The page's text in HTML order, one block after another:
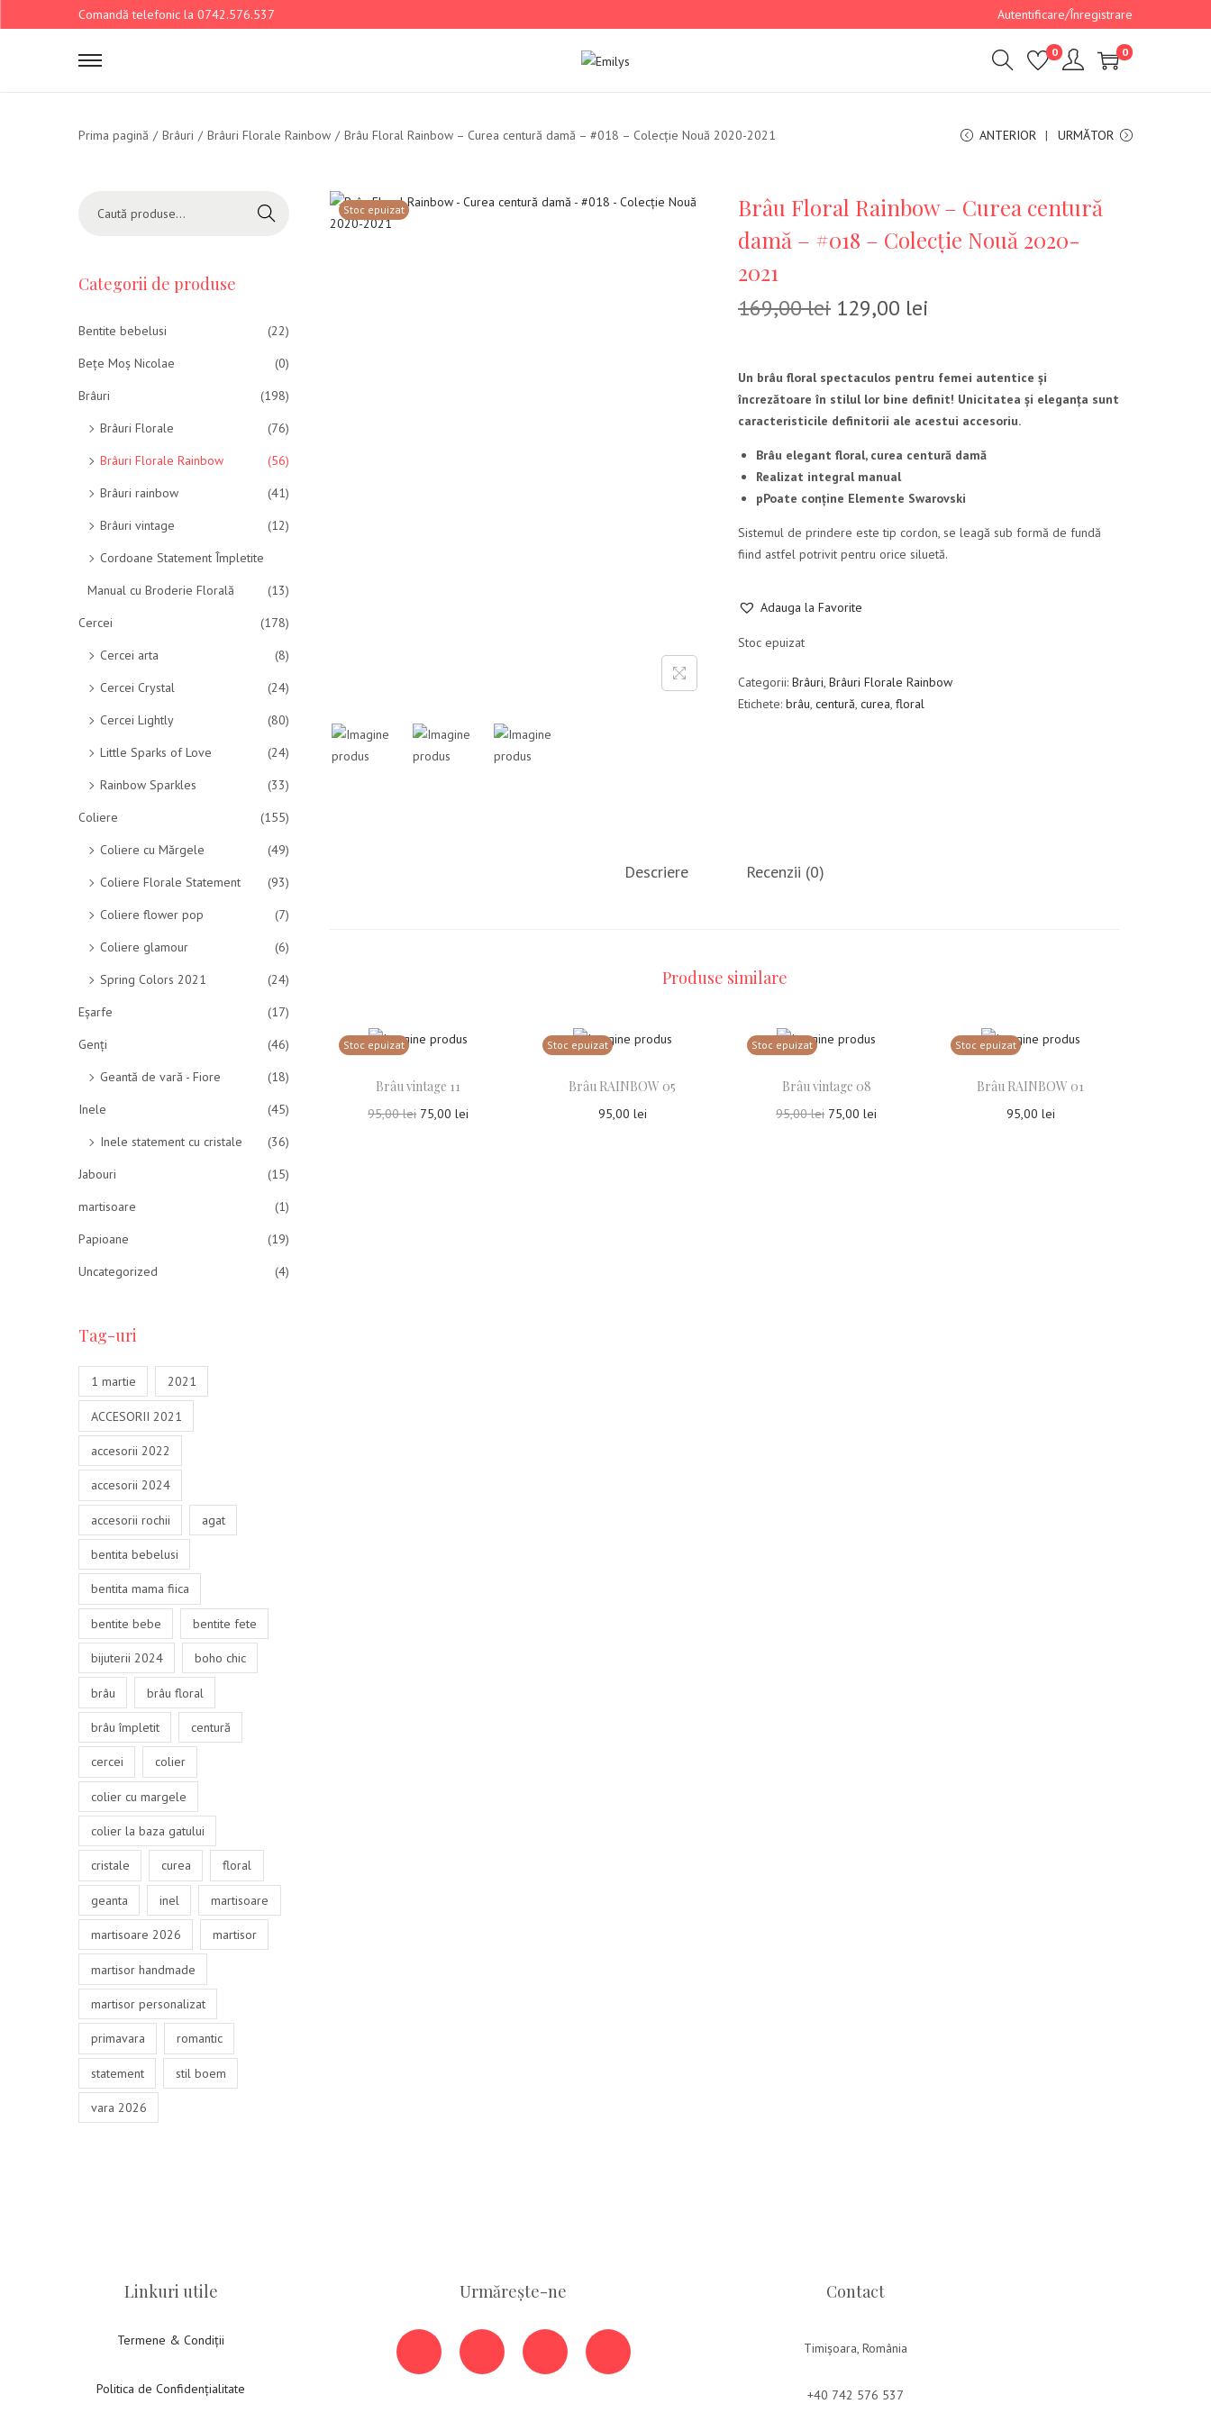
Comandă telefonic la 0742.576.537 Autentificare/Înregistrare
0 0
Prima pagină / Brâuri / Brâuri Florale Rainbow / Brâu Floral Rainbow – Curea centură damă – #018 – Colecție Nouă 2020-2021 ANTERIOR URMĂTOR
Stoc epuizat
Brâu Floral Rainbow – Curea centură
damă – #018 – Colecție Nouă 2020-
2021
169,00lei 129,00 lei
Un brâu floral spectaculos pentru femei autentice și
încrezătoare în stilul lor bine definit! Unicitatea și eleganța sunt
caracteristicile definitorii ale acestui accesoriu.
Brâu elegant floral, curea centură damă
Realizat integral manual
pPoate conține Elemente Swarovski
Sistemul de prindere este tip cordon, se leagă sub formă de fundă
fiind astfel potrivit pentru orice siluetă.
Adauga la Favorite
Stoc epuizat
Categorii: Brâuri, Brâuri Florale Rainbow
Etichete: brâu, centură, curea, floral
Descriere Recenzii (0)
Produse similare
Stoc epuizat
Brâu vintage 11
95,00lei 75,00lei
Stoc epuizat
Brâu RAINBOW 05
95,00 lei
Stoc epuizat
Brâu vintage 08
95,00lei 75,00lei
Stoc epuizat
Brâu RAINBOW 01
95,00 lei
Caută
Categorii de produse
Bentite bebelusi
(22)
Bețe Moș Nicolae
(0)
Brâuri
(198)
Brâuri Florale
(76)
Brâuri Florale Rainbow
(56)
Brâuri rainbow
(41)
Brâuri vintage
(12)
Cordoane Statement Împletite
Manual cu Broderie Florală
(13)
Cercei
(178)
Cercei arta
(8)
Cercei Crystal
(24)
Cercei Lightly
(80)
Little Sparks of Love
(24)
Rainbow Sparkles
(33)
Coliere
(155)
Coliere cu Mărgele
(49)
Coliere Florale Statement
(93)
Coliere flower pop
(7)
Coliere glamour
(6)
Spring Colors 2021
(24)
Eșarfe
(17)
Genți
(46)
Geantă de vară - Fiore
(18)
Inele
(45)
Inele statement cu cristale
(36)
Jabouri
(15)
martisoare
(1)
Papioane
(19)
Uncategorized
(4)
Tag-uri
1 martie 2021
ACCESORII 2021
accesorii 2022
accesorii 2024
accesorii rochii agat
bentita bebelusi
bentita mama fiica
bentite bebe bentite fete
bijuterii 2024 boho chic
brâu brâu floral
brâu împletit centură
cercei colier
colier cu margele
colier la baza gatului
cristale curea floral
geanta inel martisoare
martisoare 2026 martisor
martisor handmade
martisor personalizat
primavara romantic
statement stil boem
vara 2026
Linkuri utile
Termene & Condiții
Politica de Confidențialitate
Urmărește-ne Contact
Timișoara, România
+40 742 576 537